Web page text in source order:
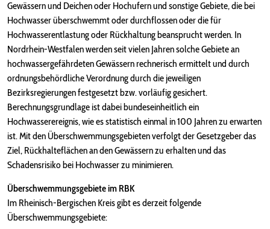
Gewässern und Deichen oder Hochufern und sonstige Gebiete, die bei
Hochwasser überschwemmt oder durchflossen oder die für
Hochwasserentlastung oder Rückhaltung beansprucht werden. In
Nordrhein-Westfalen werden seit vielen Jahren solche Gebiete an
hochwassergefährdeten Gewässern rechnerisch ermittelt und durch
ordnungsbehördliche Verordnung durch die jeweiligen
Bezirksregierungen festgesetzt bzw. vorläufig gesichert.
Berechnungsgrundlage ist dabei bundeseinheitlich ein
Hochwasserereignis, wie es statistisch einmal in 100 Jahren zu erwarten
ist. Mit den Überschwemmungsgebieten verfolgt der Gesetzgeber das
Ziel, Rückhalteflächen an den Gewässern zu erhalten und das
Schadensrisiko bei Hochwasser zu minimieren.
Überschwemmungsgebiete im RBK
Im Rheinisch-Bergischen Kreis gibt es derzeit folgende
Überschwemmungsgebiete: